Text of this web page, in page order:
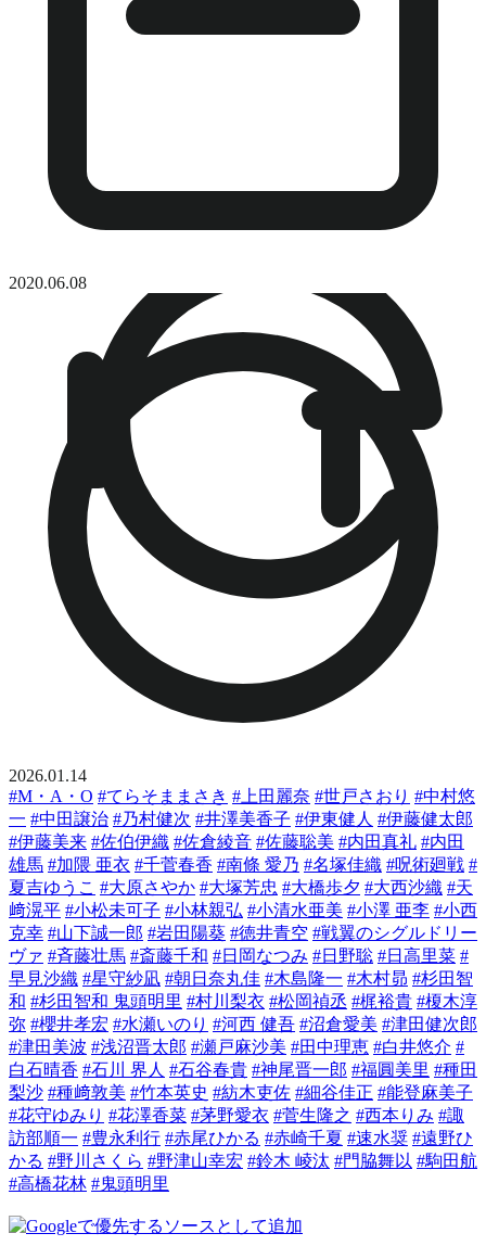
2020.06.08
2026.01.14
#M・A・O #てらそままさき #上田麗奈 #世戸さおり #中村悠
一 #中田譲治 #乃村健次 #井澤美香子 #伊東健人 #伊藤健太郎
#伊藤美来 #佐伯伊織 #佐倉綾音 #佐藤聡美 #内田真礼 #内田
雄馬 #加隈 亜衣 #千菅春香 #南條 愛乃 #名塚佳織 #呪術廻戦 #
夏吉ゆうこ #大原さやか #大塚芳忠 #大橋歩夕 #大西沙織 #天
﨑滉平 #小松未可子 #小林親弘 #小清水亜美 #小澤 亜李 #小西
克幸 #山下誠一郎 #岩田陽葵 #徳井青空 #戦翼のシグルドリー
ヴァ #斉藤壮馬 #斎藤千和 #日岡なつみ #日野聡 #日高里菜 #
早見沙織 #星守紗凪 #朝日奈丸佳 #木島隆一 #木村昴 #杉田智
和 #杉田智和 鬼頭明里 #村川梨衣 #松岡禎丞 #梶裕貴 #榎木淳
弥 #櫻井孝宏 #水瀬いのり #河西 健吾 #沼倉愛美 #津田健次郎
#津田美波 #浅沼晋太郎 #瀬戸麻沙美 #田中理恵 #白井悠介 #
白石晴香 #石川 界人 #石谷春貴 #神尾晋一郎 #福圓美里 #種田
梨沙 #種﨑敦美 #竹本英史 #紡木吏佐 #細谷佳正 #能登麻美子
#花守ゆみり #花澤香菜 #茅野愛衣 #菅生隆之 #西本りみ #諏
訪部順一 #豊永利行 #赤尾ひかる #赤崎千夏 #速水奨 #遠野ひ
かる #野川さくら #野津山幸宏 #鈴木 崚汰 #門脇舞以 #駒田航
#高橋花林 #鬼頭明里